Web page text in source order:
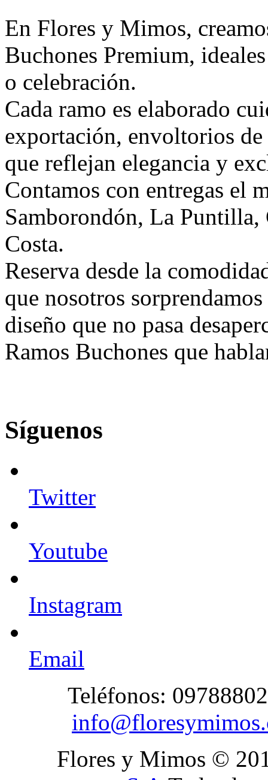
En Flores y Mimos,
Buchones Premium,
o celebración.
Cada ramo es elaborado
exportación, envoltorios
que reflejan elegancia y
Contamos con entregas el
Samborondón, La Puntilla,
Costa.
Reserva desde la
que nosotros
diseño que no pasa
Ramos Buchones que
Síguenos
Twitter
Youtube
Instagram
Email
Teléfonos:
Flores y Mimos ©